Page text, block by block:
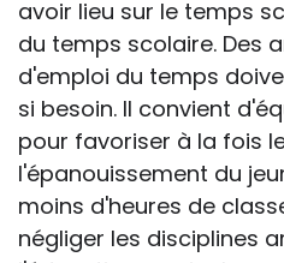
avoir lieu sur le temps
du temps scolaire. Des
d'emploi du temps
si besoin. Il convient
pour favoriser à la fois
l'épanouissement du
moins d'heures de
négliger les disciplines